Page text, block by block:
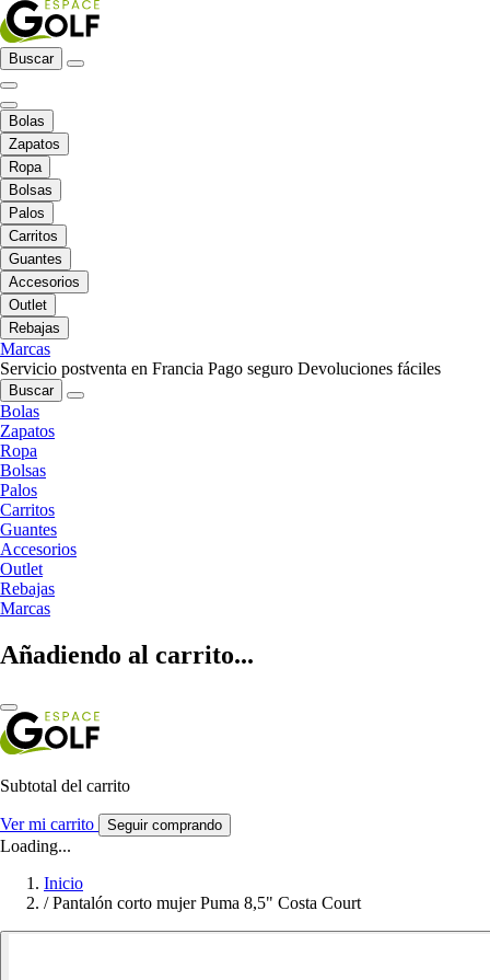
Buscar
Bolas
Zapatos
Ropa
Bolsas
Palos
Carritos
Guantes
Accesorios
Outlet
Rebajas
Marcas
Servicio postventa en Francia Pago seguro Devoluciones fáciles
Buscar
Bolas
Zapatos
Ropa
Bolsas
Palos
Carritos
Guantes
Accesorios
Outlet
Rebajas
Marcas
Añadiendo al carrito...
Subtotal del carrito
Ver mi carrito Seguir comprando
Loading...
Inicio
/ Pantalón corto mujer Puma 8,5" Costa Court